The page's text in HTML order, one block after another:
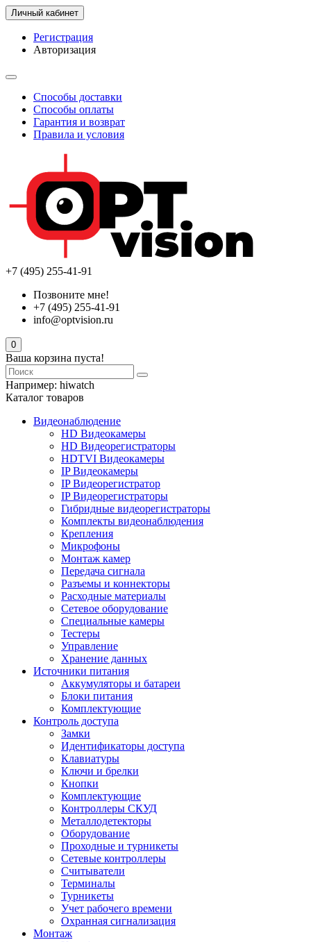
Личный кабинет
Регистрация
Авторизация
Способы доставки
Способы оплаты
Гарантия и возврат
Правила и условия
+7 (495) 255-41-91
Позвоните мне!
+7 (495) 255-41-91
info@optvision.ru
0
Ваша корзина пуста!
Например: hiwatch
Каталог товаров
Видеонаблюдение
HD Видеокамеры
HD Видеорегистраторы
HDTVI Видеокамеры
IP Видеокамеры
IP Видеорегистратор
IP Видеорегистраторы
Гибридные видеорегистраторы
Комплекты видеонаблюдения
Крепления
Микрофоны
Монтаж камер
Передача сигнала
Разъемы и коннекторы
Расходные материалы
Сетевое оборудование
Специальные камеры
Тестеры
Управление
Хранение данных
Источники питания
Аккумуляторы и батареи
Блоки питания
Комплектующие
Контроль доступа
Замки
Идентификаторы доступа
Клавиатуры
Ключи и брелки
Кнопки
Комплектующие
Контроллеры СКУД
Металлодетекторы
Оборудование
Проходные и турникеты
Сетевые контроллеры
Считыватели
Терминалы
Турникеты
Учет рабочего времени
Охранная сигнализация
Монтаж